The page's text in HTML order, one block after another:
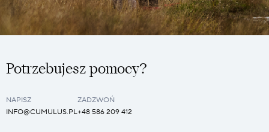
Potrzebujesz pomocy?
NAPISZ
INFO@CUMULUS.PL
ZADZWOŃ
+48 586 209 412